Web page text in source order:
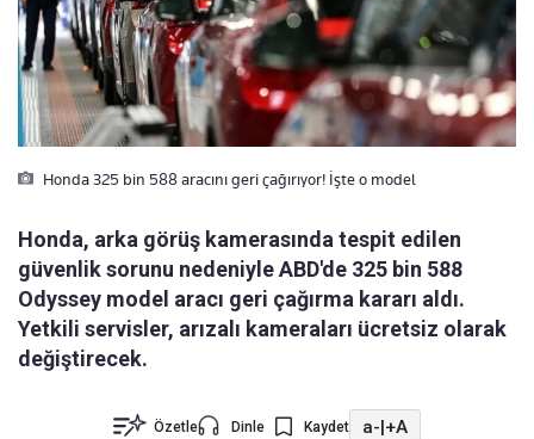
Honda 325 bin 588 aracını geri çağırıyor! İşte o model
Honda, arka görüş kamerasında tespit edilen
güvenlik sorunu nedeniyle ABD'de 325 bin 588
Odyssey model aracı geri çağırma kararı aldı.
Yetkili servisler, arızalı kameraları ücretsiz olarak
değiştirecek.
Özetle Dinle Kaydet a-|+A